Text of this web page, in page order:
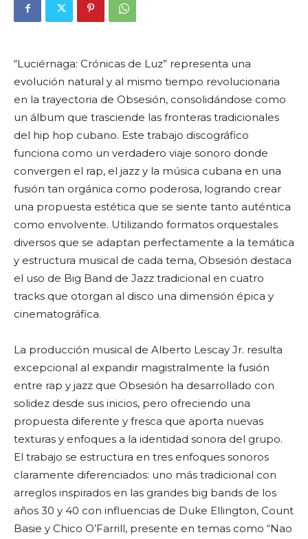
“Luciérnaga: Crónicas de Luz” representa una
evolución natural y al mismo tiempo revolucionaria
en la trayectoria de Obsesión, consolidándose como
un álbum que trasciende las fronteras tradicionales
del hip hop cubano. Este trabajo discográfico
funciona como un verdadero viaje sonoro donde
convergen el rap, el jazz y la música cubana en una
fusión tan orgánica como poderosa, logrando crear
una propuesta estética que se siente tanto auténtica
como envolvente. Utilizando formatos orquestales
diversos que se adaptan perfectamente a la temática
y estructura musical de cada tema, Obsesión destaca
el uso de Big Band de Jazz tradicional en cuatro
tracks que otorgan al disco una dimensión épica y
cinematográfica.
La producción musical de Alberto Lescay Jr. resulta
excepcional al expandir magistralmente la fusión
entre rap y jazz que Obsesión ha desarrollado con
solidez desde sus inicios, pero ofreciendo una
propuesta diferente y fresca que aporta nuevas
texturas y enfoques a la identidad sonora del grupo.
El trabajo se estructura en tres enfoques sonoros
claramente diferenciados: uno más tradicional con
arreglos inspirados en las grandes big bands de los
años 30 y 40 con influencias de Duke Ellington, Count
Basie y Chico O’Farrill, presente en temas como “Nao